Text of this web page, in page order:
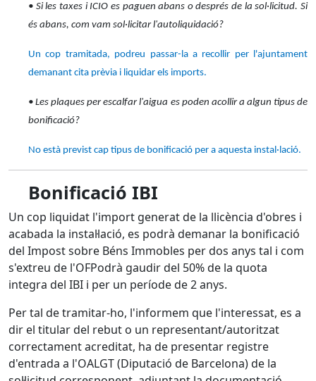
• Si les taxes i ICIO es paguen abans o després de la sol·licitud. Si
és abans, com vam sol·licitar l'autoliquidació?
Un cop tramitada, podreu passar-la a recollir per l'ajuntament
demanant cita prèvia i liquidar els imports.
• Les plaques per escalfar l'aigua es poden acollir a algun tipus de
bonificació?
No està previst cap tipus de bonificació per a aquesta instal·lació.
Bonificació IBI
Un cop liquidat l'import generat de la llicència d'obres i
acabada la instal·lació, es podrà demanar la bonificació
del Impost sobre Béns Immobles per dos anys tal i com
s'extreu de l'OFPodrà gaudir del 50% de la quota
integra del IBI i per un període de 2 anys.
Per tal de tramitar-ho, l'informem que l'interessat, es a
dir el titular del rebut o un representant/autoritzat
correctament acreditat, ha de presentar registre
d'entrada a l'OALGT (Diputació de Barcelona) de la